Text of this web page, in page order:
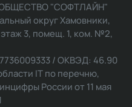
"СОФТЛАЙН"
округ Хамовники,
этаж 3, помещ. 1, ком. №2,
/ ОКВЭД: 46.90
IT по перечню,
России от 11 мая